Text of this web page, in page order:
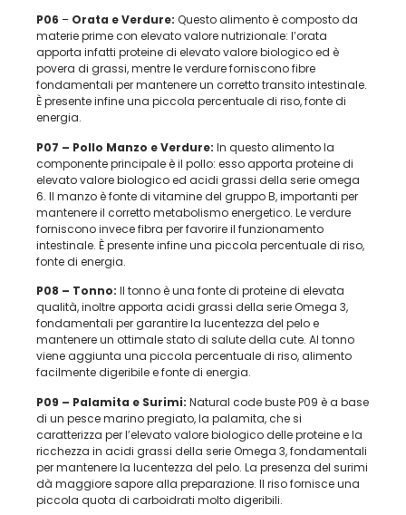
P06 – Orata e Verdure: Questo alimento è composto da
materie prime con elevato valore nutrizionale: l’orata
apporta infatti proteine di elevato valore biologico ed è
povera di grassi, mentre le verdure forniscono fibre
fondamentali per mantenere un corretto transito intestinale.
È presente infine una piccola percentuale di riso, fonte di
energia.
P07 – Pollo Manzo e Verdure: In questo alimento la
componente principale è il pollo: esso apporta proteine di
elevato valore biologico ed acidi grassi della serie omega
6. Il manzo è fonte di vitamine del gruppo B, importanti per
mantenere il corretto metabolismo energetico. Le verdure
forniscono invece fibra per favorire il funzionamento
intestinale. È presente infine una piccola percentuale di riso,
fonte di energia.
P08 – Tonno: Il tonno è una fonte di proteine di elevata
qualità, inoltre apporta acidi grassi della serie Omega 3,
fondamentali per garantire la lucentezza del pelo e
mantenere un ottimale stato di salute della cute. Al tonno
viene aggiunta una piccola percentuale di riso, alimento
facilmente digeribile e fonte di energia.
P09 – Palamita e Surimi: Natural code buste P09 è a base
di un pesce marino pregiato, la palamita, che si
caratterizza per l’elevato valore biologico delle proteine e la
ricchezza in acidi grassi della serie Omega 3, fondamentali
per mantenere la lucentezza del pelo. La presenza del surimi
dà maggiore sapore alla preparazione. Il riso fornisce una
piccola quota di carboidrati molto digeribili.